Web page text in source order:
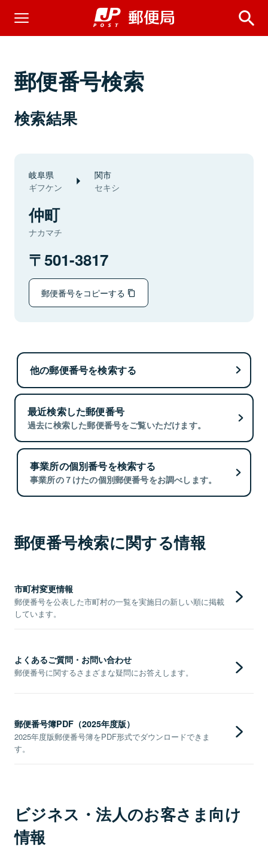
郵便番号検索
検索結果
岐阜県
ギフケン
関市
セキシ
仲町
ナカマチ
501-3817
郵便番号をコピーする
他の郵便番号を検索する
最近検索した郵便番号
過去に検索した郵便番号をご覧いただけます。
事業所の個別番号を検索する
事業所の７けたの個別郵便番号をお調べします。
郵便番号検索に関する情報
市町村変更情報
郵便番号を公表した市町村の一覧を実施日の新しい順に掲載
しています。
よくあるご質問・お問い合わせ
郵便番号に関するさまざまな疑問にお答えします。
郵便番号簿PDF（2025年度版）
2025年度版郵便番号簿をPDF形式でダウンロードできま
す。
ビジネス・法人のお客さま向け
情報